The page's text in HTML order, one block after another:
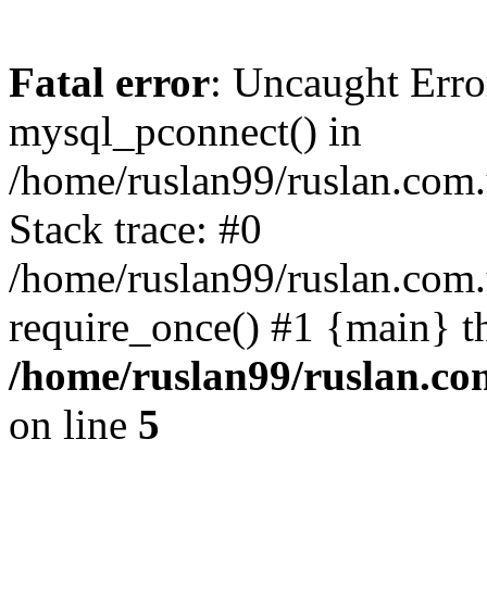
Fatal error: Uncaught
mysql_pconnect() in
/home/ruslan99/
Stack trace: #0
/home/ruslan99/
require_once() #1 {main}
/home/ruslan99/
on line 5